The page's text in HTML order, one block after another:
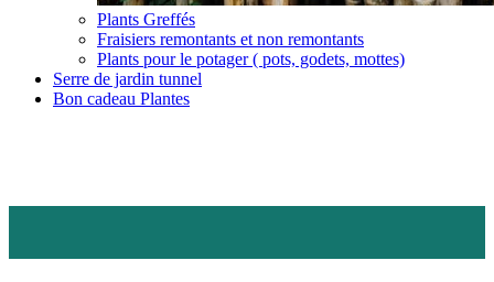
Plants Greffés
Fraisiers remontants et non remontants
Plants pour le potager ( pots, godets, mottes)
Serre de jardin tunnel
Bon cadeau Plantes